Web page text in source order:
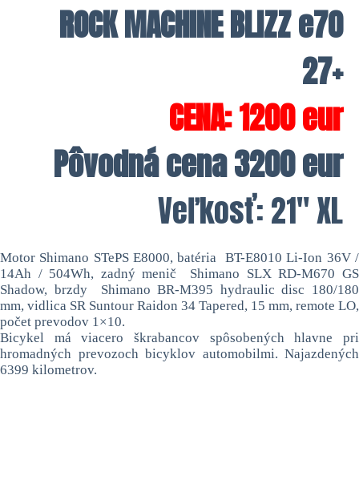
ROCK MACHINE BLIZZ e70
27+
CENA: 1200 eur
Pôvodná cena 3200 eur
Veľkosť: 21″ XL
Motor Shimano STePS E8000, batéria BT-E8010 Li-Ion 36V /
14Ah / 504Wh, zadný menič Shimano SLX RD-M670 GS
Shadow, brzdy Shimano BR-M395 hydraulic disc 180/180
mm, vidlica SR Suntour Raidon 34 Tapered, 15 mm, remote LO,
počet prevodov 1×10.
Bicykel má viacero škrabancov spôsobených hlavne pri
hromadných prevozoch bicyklov automobilmi. Najazdených
6399 kilometrov.